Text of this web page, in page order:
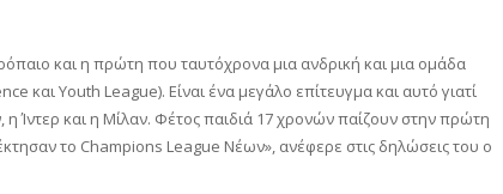
και η πρώτη που ταυτόχρονα μια ανδρική και μια ομάδα
και Youth League). Είναι ένα μεγάλο επίτευγμα και αυτό γιατί
και η Μίλαν. Φέτος παιδιά 17 χρονών παίζουν στην πρώτη
το Champions League Νέων», ανέφερε στις δηλώσεις του ο